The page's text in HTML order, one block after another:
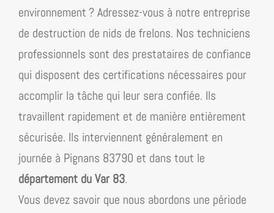
environnement ? Adressez-vous à notre entreprise
de destruction de nids de frelons. Nos techniciens
professionnels sont des prestataires de confiance
qui disposent des certifications nécessaires pour
accomplir la tâche qui leur sera confiée. Ils
travaillent rapidement et de manière entièrement
sécurisée. Ils interviennent généralement en
journée à Pignans 83790 et dans tout le
département du Var 83.
Vous devez savoir que nous abordons une période